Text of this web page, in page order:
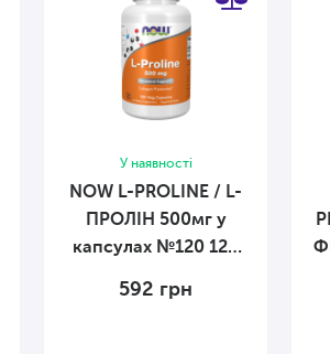
У наявності
NOW L-PROLINE / L-
ПРОЛІН 500мг у
капсулах №120 120
592 грн